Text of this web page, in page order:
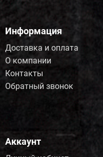
Информация
Доставка и оплата
О компании
Контакты
Обратный звонок
Аккаунт